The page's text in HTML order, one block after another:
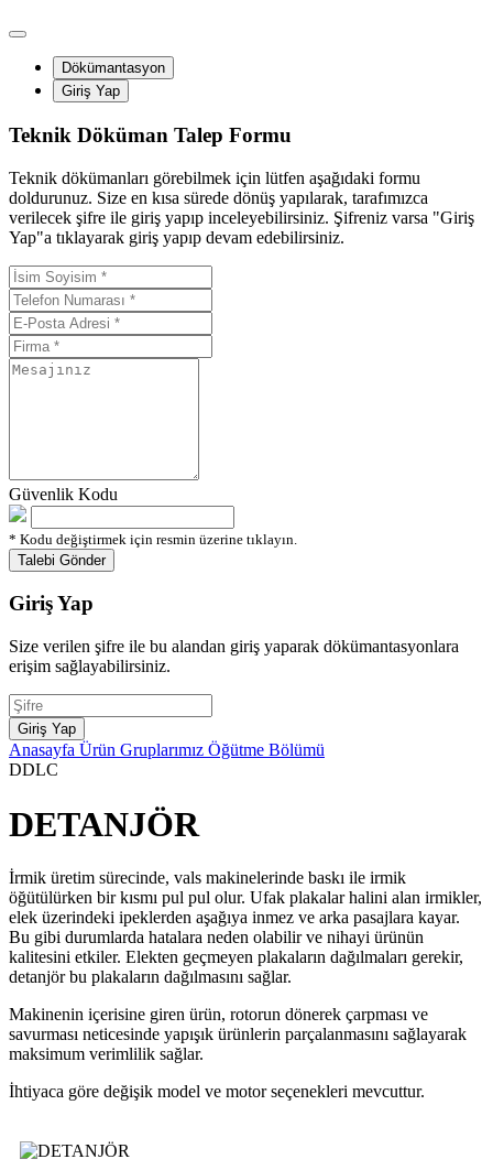
Dökümantasyon
Giriş Yap
Teknik Döküman Talep Formu
Teknik dökümanları görebilmek için lütfen aşağıdaki formu
doldurunuz. Size en kısa sürede dönüş yapılarak, tarafımızca
verilecek şifre ile giriş yapıp inceleyebilirsiniz. Şifreniz varsa "Giriş
Yap"a tıklayarak giriş yapıp devam edebilirsiniz.
Güvenlik Kodu
* Kodu değiştirmek için resmin üzerine tıklayın.
Giriş Yap
Size verilen şifre ile bu alandan giriş yaparak dökümantasyonlara
erişim sağlayabilirsiniz.
Anasayfa Ürün Gruplarımız Öğütme Bölümü
DDLC
DETANJÖR
İrmik üretim sürecinde, vals makinelerinde baskı ile irmik
öğütülürken bir kısmı pul pul olur. Ufak plakalar halini alan irmikler,
elek üzerindeki ipeklerden aşağıya inmez ve arka pasajlara kayar.
Bu gibi durumlarda hatalara neden olabilir ve nihayi ürünün
kalitesini etkiler. Elekten geçmeyen plakaların dağılmaları gerekir,
detanjör bu plakaların dağılmasını sağlar.
Makinenin içerisine giren ürün, rotorun dönerek çarpması ve
savurması neticesinde yapışık ürünlerin parçalanmasını sağlayarak
maksimum verimlilik sağlar.
İhtiyaca göre değişik model ve motor seçenekleri mevcuttur.